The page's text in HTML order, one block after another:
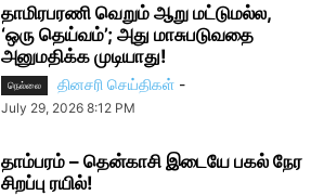
தாமிரபரணி வெறும் ஆறு மட்டுமல்ல,
‘ஒரு தெய்வம்’; அது மாசுபடுவதை
அனுமதிக்க முடியாது!
நெல்லை தினசரி செய்திகள் -
July 29, 2026 8:12 PM
தாம்பரம் – தென்காசி இடையே பகல் நேர
சிறப்பு ரயில்!